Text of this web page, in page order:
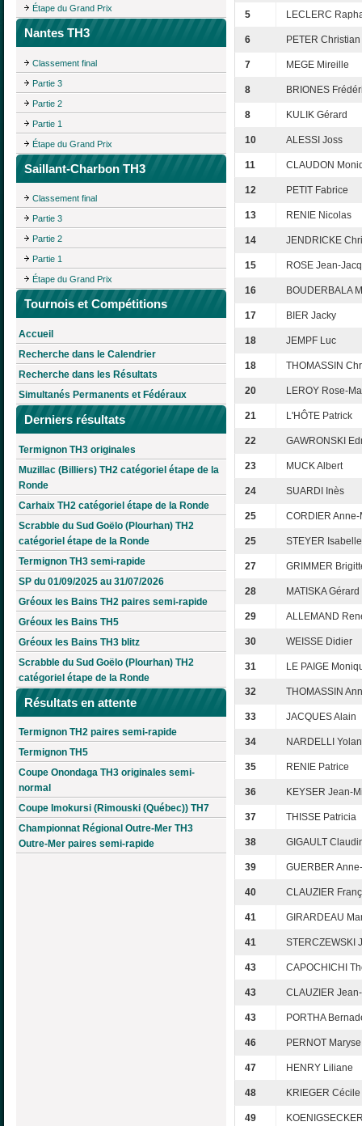
Étape du Grand Prix
Nantes TH3
Classement final
Partie 3
Partie 2
Partie 1
Étape du Grand Prix
Saillant-Charbon TH3
Classement final
Partie 3
Partie 2
Partie 1
Étape du Grand Prix
Tournois et Compétitions
Accueil
Recherche dans le Calendrier
Recherche dans les Résultats
Simultanés Permanents et Fédéraux
Derniers résultats
Termignon TH3 originales
Muzillac (Billiers) TH2 catégoriel étape de la
Ronde
Carhaix TH2 catégoriel étape de la Ronde
Scrabble du Sud Goëlo (Plourhan) TH2
catégoriel étape de la Ronde
Termignon TH3 semi-rapide
SP du 01/09/2025 au 31/07/2026
Gréoux les Bains TH2 paires semi-rapide
Gréoux les Bains TH5
Gréoux les Bains TH3 blitz
Scrabble du Sud Goëlo (Plourhan) TH2
catégoriel étape de la Ronde
Résultats en attente
Termignon TH2 paires semi-rapide
Termignon TH5
Coupe Onondaga TH3 originales semi-
normal
Coupe Imokursi (Rimouski (Québec)) TH7
Championnat Régional Outre-Mer TH3
Outre-Mer paires semi-rapide
5 LECLERC
6 PETER Christian
7 MEGE Mireille
8 BRIONES
8 KULIK Gérard
10 ALESSI Joss
11 CLAUDON
12 PETIT Fabrice
13 RENIE Nicolas
14 JENDRICKE
15 ROSE Jean-
16 BOUDERBALA
17 BIER Jacky
18 JEMPF Luc
18 THOMASSIN
20 LEROY Rose-
21 L'HÔTE Patrick
22 GAWRONSKI
23 MUCK Albert
24 SUARDI Inès
25 CORDIER
25 STEYER Isabelle
27 GRIMMER
28 MATISKA Gérard
29 ALLEMAND
30 WEISSE Didier
31 LE PAIGE
32 THOMASSIN
33 JACQUES Alain
34 NARDELLI
35 RENIE Patrice
36 KEYSER Jean-
37 THISSE Patricia
38 GIGAULT
39 GUERBER
40 CLAUZIER
41 GIRARDEAU
41 STERCZEWSKI
43 CAPOCHICHI
43 CLAUZIER
43 PORTHA
46 PERNOT Maryse
47 HENRY Liliane
48 KRIEGER Cécile
49